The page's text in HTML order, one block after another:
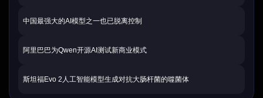
中国最强大的AI模型之一也已脱离控制
阿里巴巴为Qwen开源AI测试新商业模式
斯坦福Evo 2人工智能模型生成对抗大肠杆菌的噬菌体